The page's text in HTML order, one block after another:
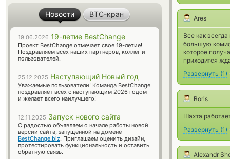
Ares
Все как
большую
которое
приходится
Развернуть (1)
Boris
Шахта
Развернуть (1)
Alexandr
Новости BTC-кран
19.06.2026 19-летие BestChange
Проект BestChange отмечает свое 19-летие!
Поздравляем всех наших партнеров, коллег и
пользователей.
25.12.2025 Наступающий Новый год
Уважаемые пользователи! Команда BestChange
поздравляет всех с наступающим 2026 годом
и желает всего наилучшего!
12.11.2025 Запуск нового сайта
С радостью объявляем о начале работы новой
версии сайта, запущенной на домене
BestChange.biz. Приглашаем оценить дизайн,
протестировать функциональность и оставить
обратную связь.